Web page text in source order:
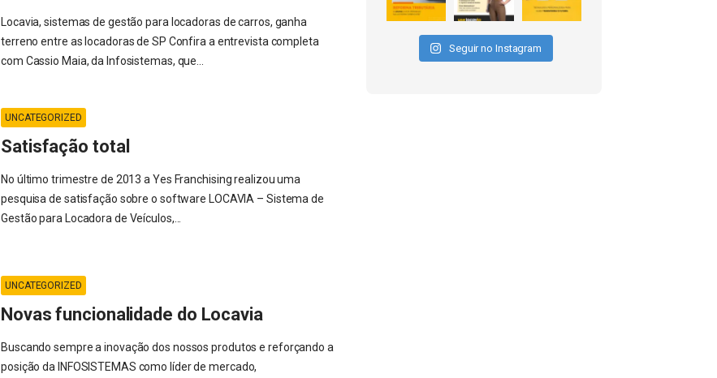
Locavia, sistemas de gestão para locadoras de carros, ganha
terreno entre as locadoras de SP Confira a entrevista completa
com Cassio Maia, da Infosistemas, que...
UNCATEGORIZED
Satisfação total
No último trimestre de 2013 a Yes Franchising realizou uma
pesquisa de satisfação sobre o software LOCAVIA – Sistema de
Gestão para Locadora de Veículos,...
UNCATEGORIZED
Novas funcionalidade do Locavia
Buscando sempre a inovação dos nossos produtos e reforçando a
posição da INFOSISTEMAS como líder de mercado,
Seguir no Instagram